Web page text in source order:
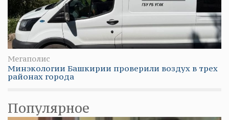
Мегаполис
Минэкологии Башкирии проверили воздух в трех
районах города
Популярное